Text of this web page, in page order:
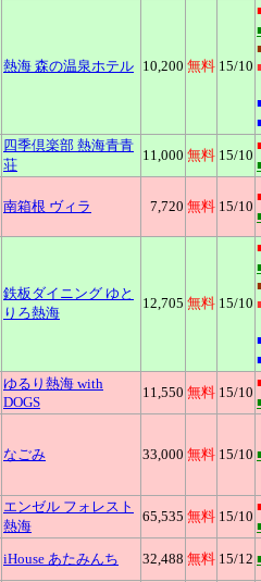
熱海 森の温泉ホテル 10,200 無料 15/10
四季倶楽部 熱海青青
荘
11,000 無料 15/10
南箱根 ヴィラ 7,720 無料 15/10
鉄板ダイニング ゆと
りろ熱海
12,705 無料 15/10
ゆるり熱海 with
DOGS
11,550 無料 15/10
なごみ 33,000 無料 15/10
エンゼル フォレスト
熱海
65,535 無料 15/10
iHouse あたみんち 32,488 無料 15/12